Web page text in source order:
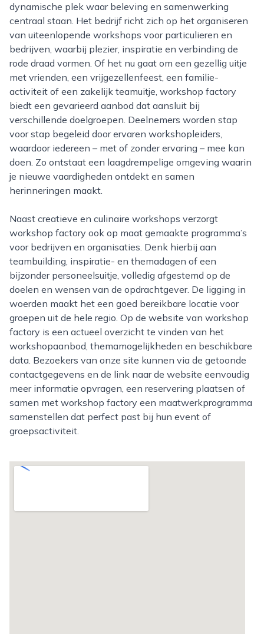
dynamische plek waar beleving en samenwerking
centraal staan. Het bedrijf richt zich op het organiseren
van uiteenlopende workshops voor particulieren en
bedrijven, waarbij plezier, inspiratie en verbinding de
rode draad vormen. Of het nu gaat om een gezellig uitje
met vrienden, een vrijgezellenfeest, een familie-
activiteit of een zakelijk teamuitje, workshop factory
biedt een gevarieerd aanbod dat aansluit bij
verschillende doelgroepen. Deelnemers worden stap
voor stap begeleid door ervaren workshopleiders,
waardoor iedereen – met of zonder ervaring – mee kan
doen. Zo ontstaat een laagdrempelige omgeving waarin
je nieuwe vaardigheden ontdekt en samen
herinneringen maakt.
Naast creatieve en culinaire workshops verzorgt
workshop factory ook op maat gemaakte programma’s
voor bedrijven en organisaties. Denk hierbij aan
teambuilding, inspiratie- en themadagen of een
bijzonder personeelsuitje, volledig afgestemd op de
doelen en wensen van de opdrachtgever. De ligging in
woerden maakt het een goed bereikbare locatie voor
groepen uit de hele regio. Op de website van workshop
factory is een actueel overzicht te vinden van het
workshopaanbod, themamogelijkheden en beschikbare
data. Bezoekers van onze site kunnen via de getoonde
contactgegevens en de link naar de website eenvoudig
meer informatie opvragen, een reservering plaatsen of
samen met workshop factory een maatwerkprogramma
samenstellen dat perfect past bij hun event of
groepsactiviteit.